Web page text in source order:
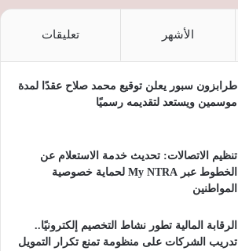
الأشهر تعليقات
طرابزون سبور يعلن توقيع محمد صلاح عقدًا لمدة
موسمين ويستعد لتقديمه رسميًا
تنظيم الاتصالات: تحديث خدمة الاستعلام عن
الخطوط عبر My NTRA لحماية خصوصية
المواطنين
الرقابة المالية تطور نشاط التخصيم إلكترونيًا..
تدريب الشركات على منظومة تمنع تكرار التمويل